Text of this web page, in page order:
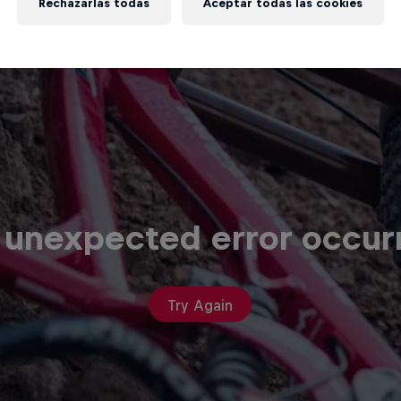
error
Try Again
Rechazarlas todas Aceptar todas las cookies